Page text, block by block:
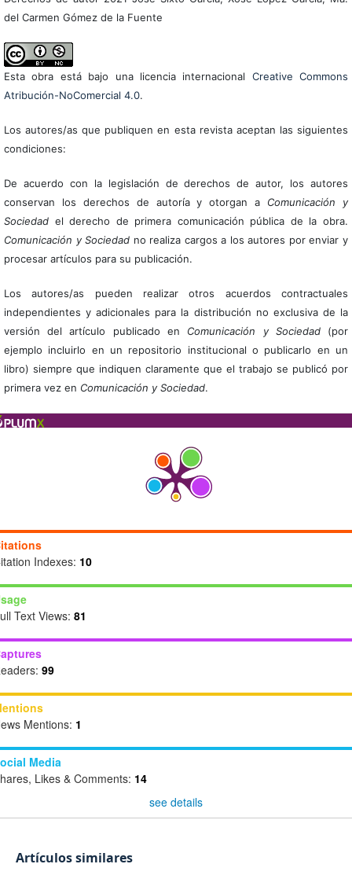
del Carmen Gómez de la Fuente
Esta obra está bajo una licencia internacional Creative Commons
Atribución-NoComercial 4.0.
Los autores/as que publiquen en esta revista aceptan las siguientes
condiciones:
De acuerdo con la legislación de derechos de autor, los autores
conservan los derechos de autoría y otorgan a Comunicación y
Sociedadel derecho de primera comunicación pública de la obra.
Comunicación y Sociedad no realiza cargos a los autores por enviar y
procesar artículos para su publicación.
Los autores/as pueden realizar otros acuerdos contractuales
independientes y adicionales para la distribución no exclusiva de la
versión del artículo publicado en Comunicación y Sociedad(por
ejemplo incluirlo en un repositorio institucional o publicarlo en un
libro) siempre que indiquen claramente que el trabajo se publicó por
primera vez en Comunicación y Sociedad.
Indexes: 10
Text Views: 81
99
Mentions: 1
Media
Likes & Comments: 14
see details
Artículos similares